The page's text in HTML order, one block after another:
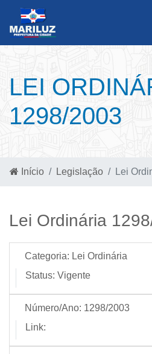
LEI
1298/2003
Início Legislação Lei
Lei Ordinária
Categoria: Lei Ordinária
Status: Vigente
Número/Ano: 1298/2003
Link: